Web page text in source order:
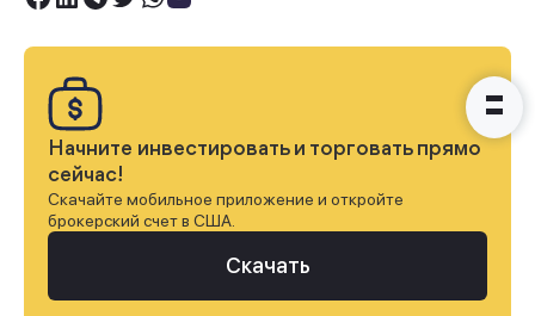
Начните инвестировать и торговать прямо
сейчас!
Скачайте мобильное приложение и откройте
брокерский счет в США.
Скачать
вами в ближайшее время